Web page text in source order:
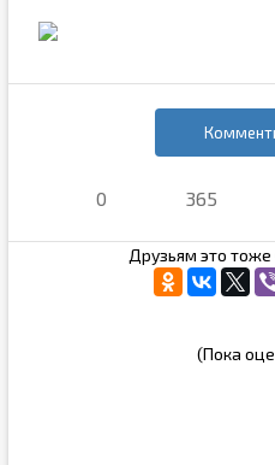
0 365
Друзьям это тоже
(Пока